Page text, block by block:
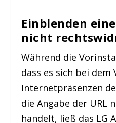
Einblenden
nicht
Während die
dass es sich bei dem
Internetpräsenzen
die Angabe der URL
handelt, ließ das LG